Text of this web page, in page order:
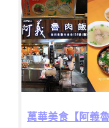
萬華美食【阿義